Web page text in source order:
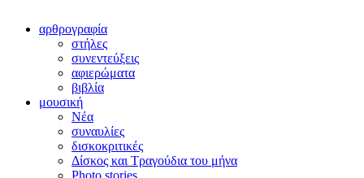
αρθρογραφία
στήλες
συνεντεύξεις
αφιερώματα
βιβλία
μουσική
Νέα
συναυλίες
δισκοκριτικές
Δίσκος και Τραγούδια του μήνα
Photo stories